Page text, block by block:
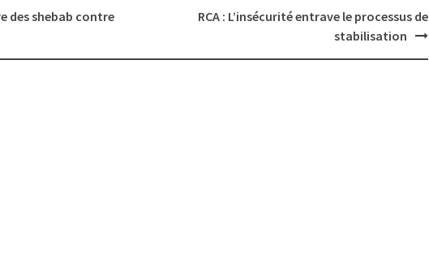
des shebab contre
RCA : L’insécurité entrave le processus de
stabilisation